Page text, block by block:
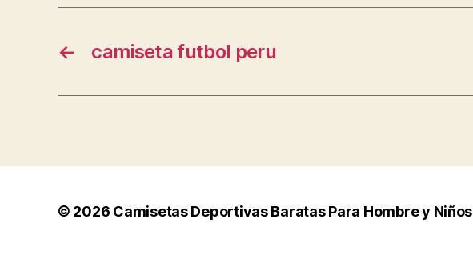
← camiseta futbol peru
© 2026 Camisetas Deportivas Baratas Para Hombre y Niños